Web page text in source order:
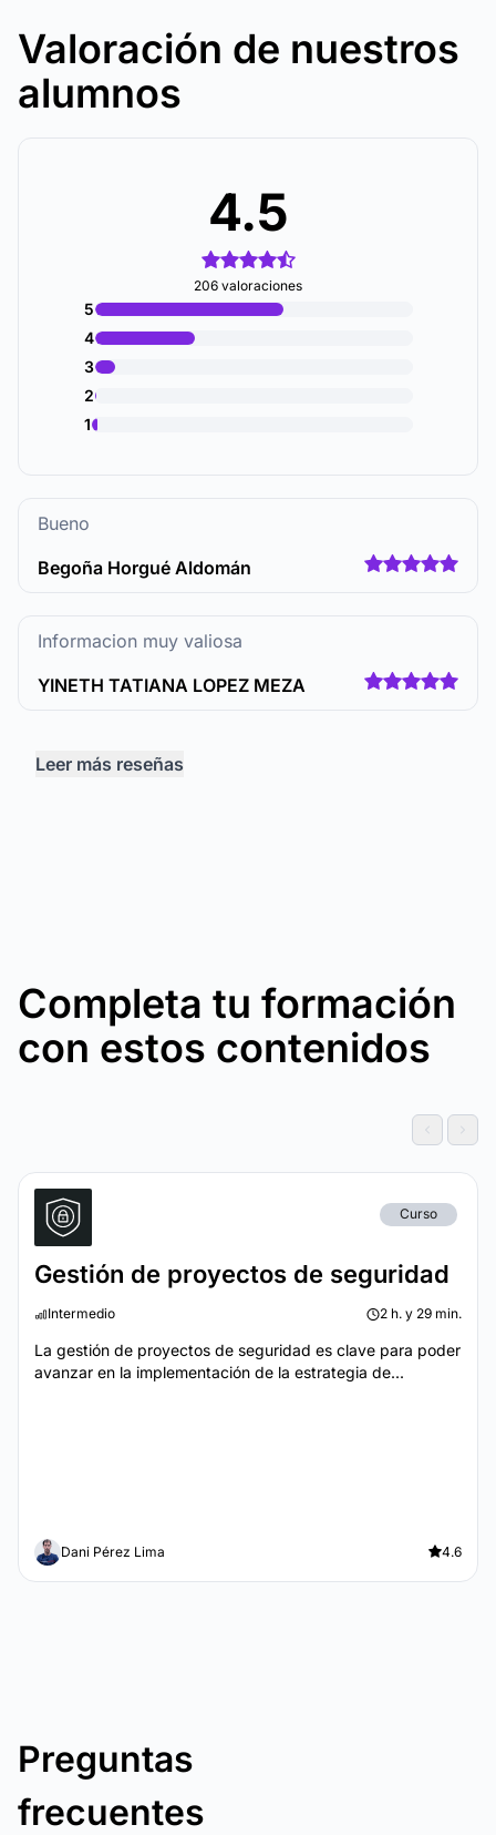
Valoración de nuestros
alumnos
4.5
206 valoraciones
5
4
3
2
1
Bueno
Begoña Horgué Aldomán
Informacion muy valiosa
YINETH TATIANA LOPEZ MEZA
Leer más reseñas
Completa tu formación
con estos contenidos
Curso
Gestión de proyectos de seguridad
Intermedio 2 h. y 29 min.
La gestión de proyectos de seguridad es clave para poder
avanzar en la implementación de la estrategia de...
Dani Pérez Lima 4.6
Preguntas
frecuentes